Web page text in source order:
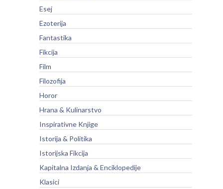
Esej
Ezoterija
Fantastika
Fikcija
Film
Filozofija
Horor
Hrana & Kulinarstvo
Inspirativne Knjige
Istorija & Politika
Istorijska Fikcija
Kapitalna Izdanja & Enciklopedije
Klasici